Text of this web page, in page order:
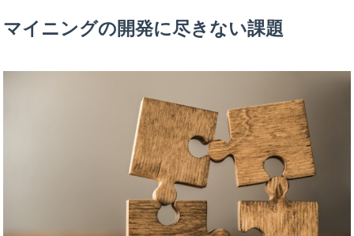
マイニングの開発に尽きない課題